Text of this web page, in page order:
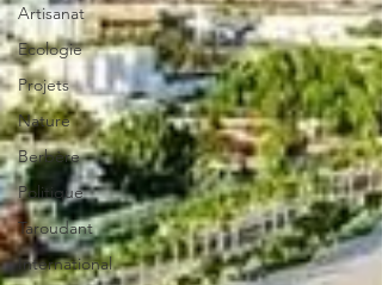
Artisanat
Ecologie
Projets
Nature
Berbère
Politique
Taroudant
International